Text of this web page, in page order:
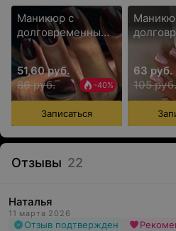
Косметика
В ходе работы мастера
средства от проверенных
парикмахерский зал —
Professionals, Schwarzkopf
Botugen Fanola, INOAR G-HAIR
сервис — Kapous Gel, Kodi
другие. Также гостям салона
и сопутствующие материалы,
Специалисты
Маникюр с
долговременным
покрытием
-40%
51,60 руб.
86 руб.
Записаться
63 руб.
105 руб.
Отзывы 22
Наталья
11 марта 2026
Отзыв подтвержден